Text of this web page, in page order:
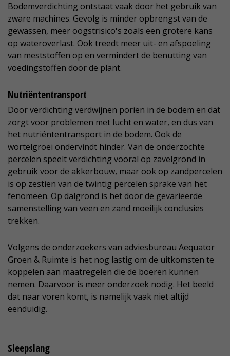
Bodemverdichting ontstaat vaak door het gebruik van
zware machines. Gevolg is minder opbrengst van de
gewassen, meer oogstrisico's zoals een grotere kans
op wateroverlast. Ook treedt meer uit- en afspoeling
van meststoffen op en vermindert de benutting van
voedingstoffen door de plant.
Nutriëntentransport
Door verdichting verdwijnen poriën in de bodem en dat
zorgt voor problemen met lucht en water, en dus van
het nutriëntentransport in de bodem. Ook de
wortelgroei ondervindt hinder. Van de onderzochte
percelen speelt verdichting vooral op zavelgrond in
gebruik voor de akkerbouw, maar ook op zandpercelen
is op zestien van de twintig percelen sprake van het
fenomeen. Op dalgrond is het door de gevarieerde
samenstelling van veen en zand moeilijk conclusies
trekken.
Volgens de onderzoekers van adviesbureau Aequator
Groen & Ruimte is het nog lastig om de uitkomsten te
koppelen aan maatregelen die de boeren kunnen
nemen. Daarvoor is meer onderzoek nodig. Het beeld
dat naar voren komt, is namelijk vaak niet altijd
eenduidig.
Sleepslang